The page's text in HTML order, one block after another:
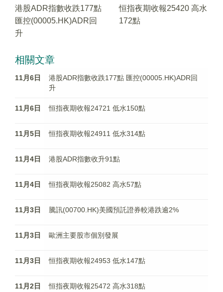
港股ADR指數收跌177點
匯控(00005.HK)ADR回
升
恒指夜期收報25420 高水
172點
相關文章
11月6日
港股ADR指數收跌177點 匯控(00005.HK)ADR回
升
11月6日 恒指夜期收報24721 低水150點
11月5日 恒指夜期收報24911 低水314點
11月4日 港股ADR指數收升91點
11月4日 恒指夜期收報25082 高水57點
11月3日 騰訊(00700.HK)美國預託證券較港跌逾2%
11月3日 歐洲主要股市個別發展
11月3日 恒指夜期收報24953 低水147點
11月2日 恒指夜期收報25472 高水318點